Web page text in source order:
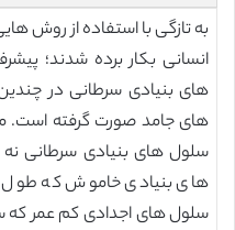
به تازگی با استفاده از روش
انسانی بکار برده شدند؛
های بنیادی سرطانی در
های جامد صورت گرفته است.
سلول های بنیادی سرطانی
های بنیادی خاموش که طول
سلول های اجدادی کم عمر که